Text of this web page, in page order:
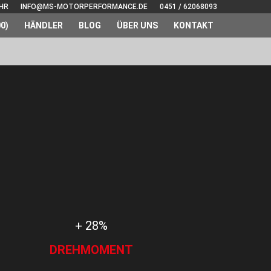
INFO@MS-MOTORPERFORMANCE.DE 0451 / 62068093
HÄNDLER BLOG ÜBER UNS KONTAKT
+ 28%
DREHMOMENT